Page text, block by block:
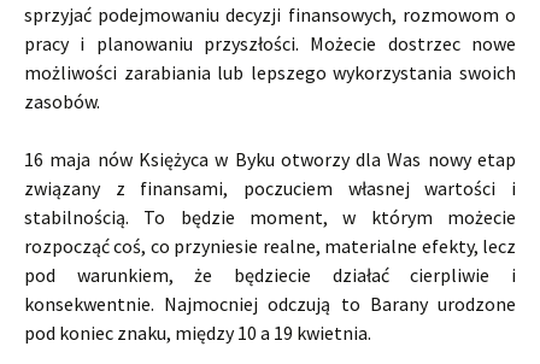
sprzyjać podejmowaniu decyzji finansowych, rozmowom o
pracy i planowaniu przyszłości. Możecie dostrzec nowe
możliwości zarabiania lub lepszego wykorzystania swoich
zasobów.
16 maja nów Księżyca w Byku otworzy dla Was nowy etap
związany z finansami, poczuciem własnej wartości i
stabilnością. To będzie moment, w którym możecie
rozpocząć coś, co przyniesie realne, materialne efekty, lecz
pod warunkiem, że będziecie działać cierpliwie i
konsekwentnie. Najmocniej odczują to Barany urodzone
pod koniec znaku, między 10 a 19 kwietnia.